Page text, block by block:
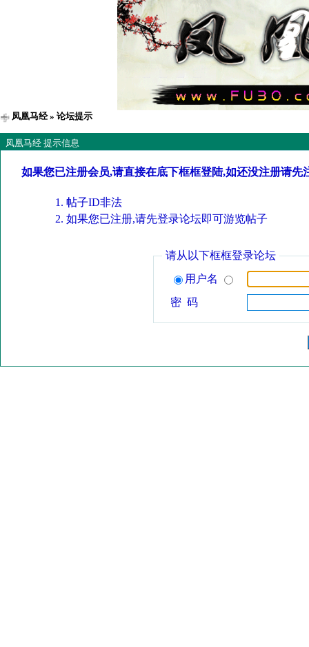
凤凰马经» 论坛提示
凤凰马经 提示信息
如果您已注册会员,请直接在底下框框登陆,如还没注册请先
帖子ID非法
如果您已注册,请先登录论坛即可游览帖子
请从以下框框登录论坛
用户名
密 码